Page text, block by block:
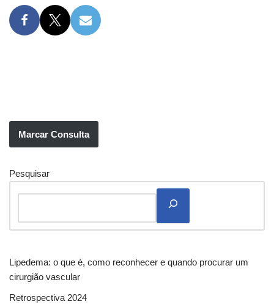
Marcar Consulta
Pesquisar
Lipedema: o que é, como reconhecer e quando procurar um
cirurgião vascular
Retrospectiva 2024